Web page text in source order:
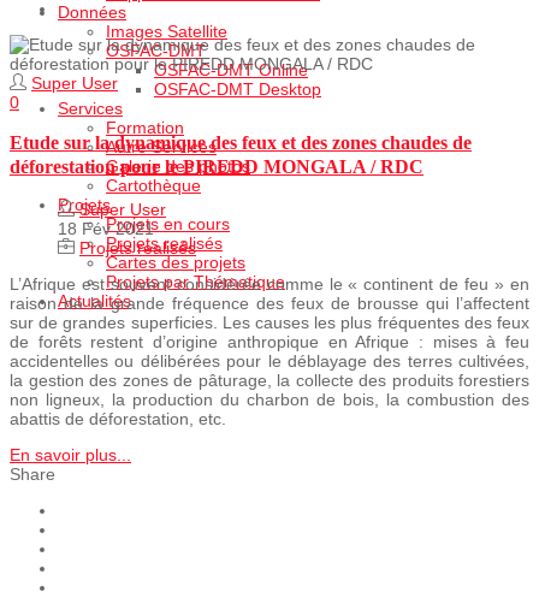
Données
Images Satellite
OSFAC-DMT
OSFAC-DMT Online
OSFAC-DMT Desktop
Services
Formation
Autre Services
Galerie des photos
Cartothèque
Projets
Projets en cours
Projets realisés
Cartes des projets
Projets par Thématique
Actualités
Super User
0
Etude sur la dynamique des feux et des zones chaudes de
déforestation pour le PIREDD MONGALA / RDC
Super User
18 Fév 2021
Projets realisés
L’Afrique est souvent considérée comme le « continent de feu » en
raison de la grande fréquence des feux de brousse qui l’affectent
sur de grandes superficies. Les causes les plus fréquentes des feux
de forêts restent d’origine anthropique en Afrique : mises à feu
accidentelles ou délibérées pour le déblayage des terres cultivées,
la gestion des zones de pâturage, la collecte des produits forestiers
non ligneux, la production du charbon de bois, la combustion des
abattis de déforestation, etc.
En savoir plus...
Share